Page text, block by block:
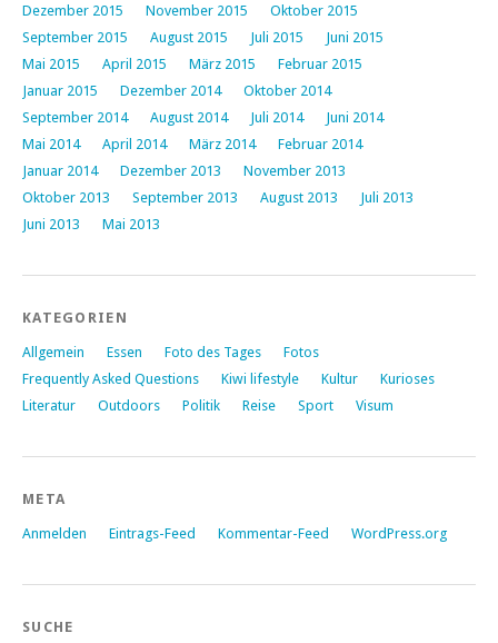
Dezember 2015
November 2015
Oktober 2015
September 2015
August 2015 Juli 2015
Juni 2015
Mai 2015
April 2015 März 2015
Februar 2015
Januar 2015
Dezember 2014
Oktober 2014
September 2014
August 2014 Juli 2014
Juni 2014
Mai 2014
April 2014 März 2014
Februar 2014
Januar 2014
Dezember 2013
November 2013
Oktober 2013
September 2013 August 2013
Juli 2013
Juni 2013
Mai 2013
KATEGORIEN
Allgemein Essen Foto des Tages
Fotos
Frequently Asked Questions
Kiwi lifestyle Kultur
Kurioses
Literatur
Outdoors Politik Reise Sport Visum
META
Anmelden Eintrags-Feed Kommentar-Feed WordPress.org
SUCHE